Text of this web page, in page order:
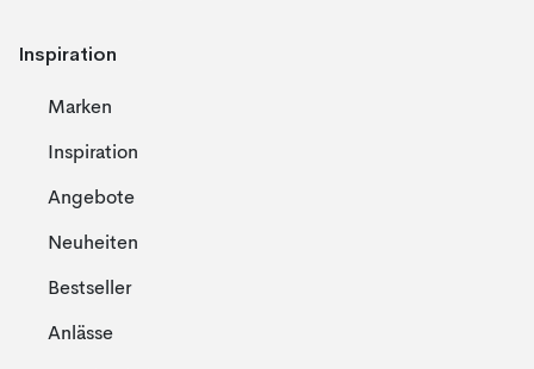
Inspiration
Marken
Inspiration
Angebote
Neuheiten
Bestseller
Anlässe